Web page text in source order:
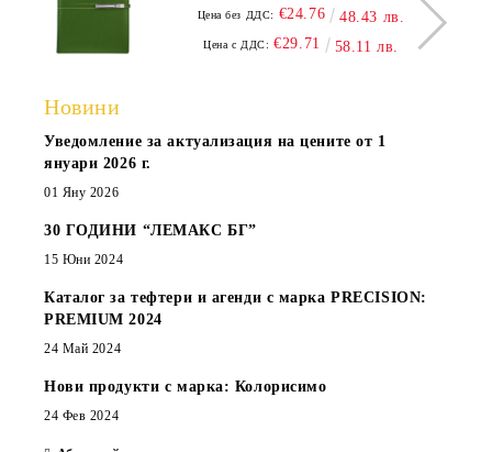
Цена без ДДС: €24.76 48.43 лв.
Цена с ДДС: €29.71 58.11 лв.
Новини
Уведомление за актуализация на цените от 1
януари 2026 г.
01 Яну 2026
30 ГОДИНИ “ЛЕМАКС БГ”
15 Юни 2024
Каталог за тефтери и агенди с марка PRECISION:
PREMIUM 2024
24 Май 2024
Нови продукти с марка: Колорисимо
24 Фев 2024